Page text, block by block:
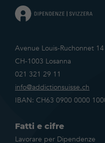
Avenue Louis-Ruchonnet 14
CH-1003 Losanna
021 321 29 11
info@addictionsuisse.ch
IBAN: CH63 0900 0000
Fatti e cifre
Lavorare per Dipendenze